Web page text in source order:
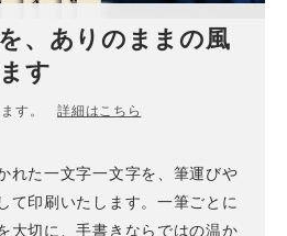
、ありのままの風
す
ます。詳細はこちら
れた一文字一文字を、筆運びや
て印刷いたします。一筆ごとに
大切に、手書きならではの温か